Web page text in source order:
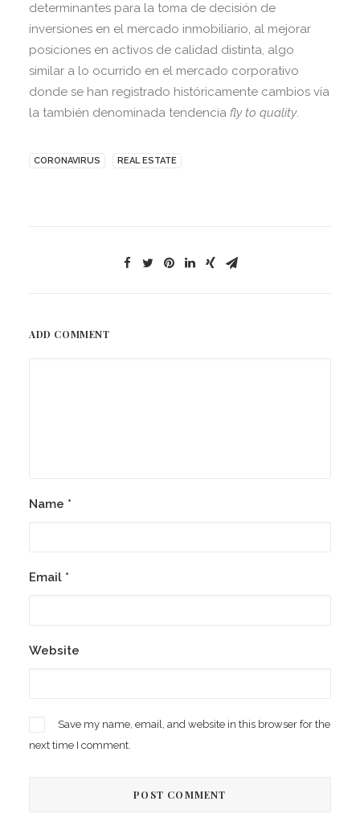
determinantes para la toma de decisión de
inversiones en el mercado inmobiliario, al mejorar
posiciones en activos de calidad distinta, algo
similar a lo ocurrido en el mercado corporativo
donde se han registrado históricamente cambios vía
la también denominada tendencia fly to quality.
CORONAVIRUS REAL ESTATE
ADD COMMENT
Name *
Email *
Website
Save my name, email, and website in this browser for the
next time I comment.